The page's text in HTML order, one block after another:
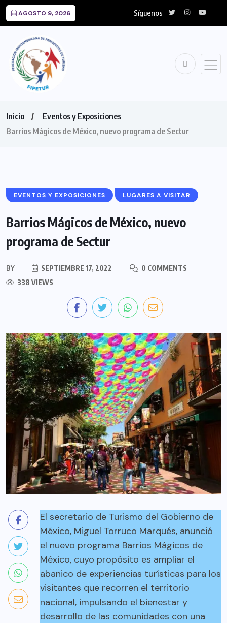
AGOSTO 9, 2026 Síguenos
Inicio
Eventos y Exposiciones
Barrios Mágicos de México, nuevo programa de Sectur
EVENTOS Y EXPOSICIONES LUGARES A VISITAR
Barrios Mágicos de México, nuevo
programa de Sectur
BY SEPTIEMBRE 17, 2022
0 COMMENTS
338 VIEWS
El secretario de Turismo del Gobierno de
México, Miguel Torruco Marqués, anunció
el nuevo programa Barrios Mágicos de
México, cuyo propósito es ampliar el
abanico de experiencias turísticas para los
visitantes que recorren el territorio
nacional, impulsando el bienestar y
desarrollo de las comunidades con una